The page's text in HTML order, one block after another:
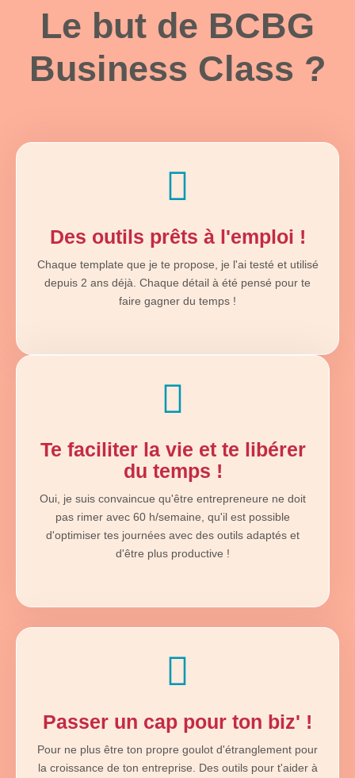
Le but de BCBG
Business Class ?
Des outils prêts à l'emploi !
Chaque template que je te propose, je l'ai testé et utilisé
depuis 2 ans déjà. Chaque détail à été pensé pour te
faire gagner du temps !
Te faciliter la vie et te libérer
du temps !
Oui, je suis convaincue qu'être entrepreneure ne doit
pas rimer avec 60 h/semaine, qu'il est possible
d'optimiser tes journées avec des outils adaptés et
d'être plus productive !
Passer un cap pour ton biz' !
Pour ne plus être ton propre goulot d'étranglement pour
la croissance de ton entreprise. Des outils pour t'aider à